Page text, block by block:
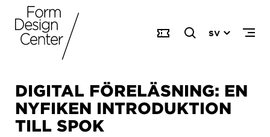
SV
DIGITAL FÖRELÄSNING: EN
NYFIKEN INTRODUKTION
TILL SPOK